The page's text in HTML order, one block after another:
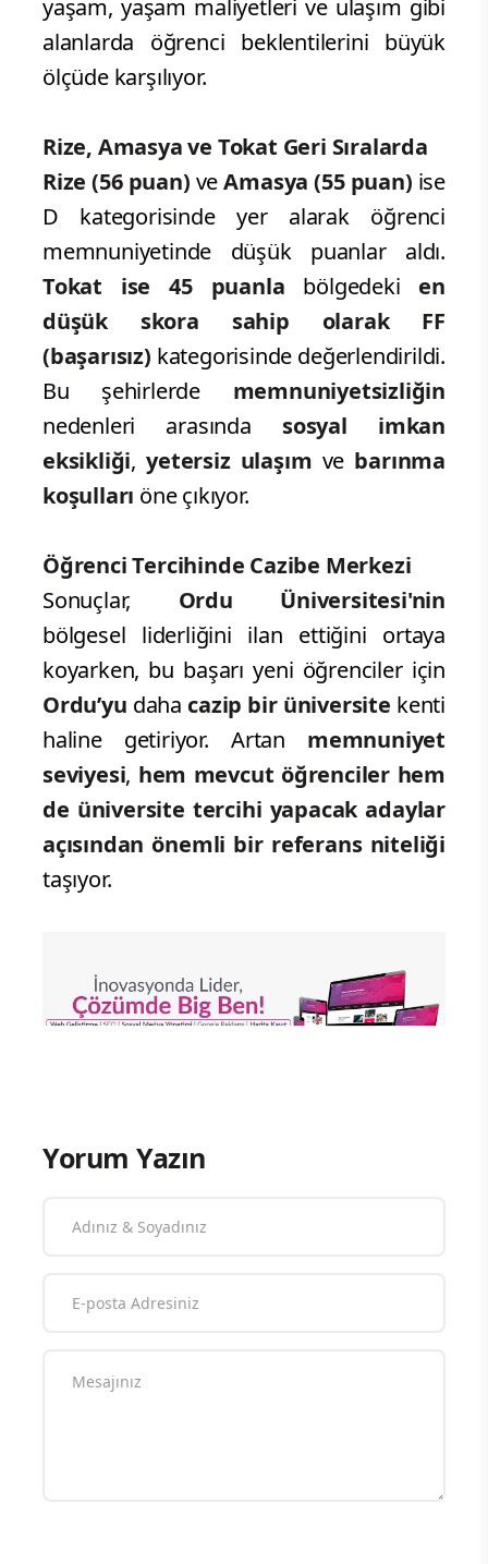
yaşam, yaşam maliyetleri ve ulaşım gibi
alanlarda öğrenci beklentilerini büyük
ölçüde karşılıyor.
Rize, Amasya ve Tokat Geri Sıralarda
Rize (56 puan) veAmasya (55 puan) ise
D kategorisinde yer alarak öğrenci
memnuniyetinde düşük puanlar aldı.
Tokat ise 45 puanla bölgedeki en
düşük skora
sahip olarak FF
(başarısız) kategorisinde değerlendirildi.
Bu şehirlerde memnuniyetsizliğin
nedenleri arasında sosyal imkan
eksikliği,yetersiz ulaşım ve barınma
koşulları öne çıkıyor.
Öğrenci Tercihinde Cazibe Merkezi
Sonuçlar, Ordu Üniversitesi'nin
bölgesel liderliğini ilan ettiğini ortaya
koyarken, bu başarı yeni öğrenciler için
Ordu’yu daha cazip bir üniversite kenti
haline getiriyor. Artan memnuniyet
seviyesi, hem mevcut öğrenciler hem
de üniversite tercihi yapacak adaylar
açısından önemli bir referans niteliği
taşıyor.
Yorum Yazın